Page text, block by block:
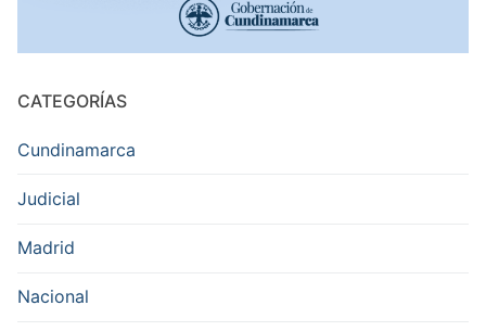
CATEGORÍAS
Cundinamarca
Judicial
Madrid
Nacional